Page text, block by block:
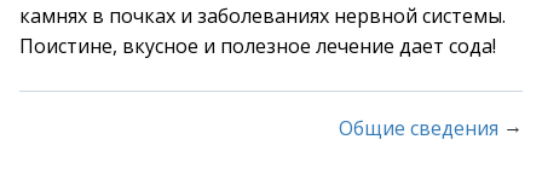
камнях в почках и заболеваниях нервной системы.
Поистине, вкусное и полезное лечение дает сода!
Общие сведения →